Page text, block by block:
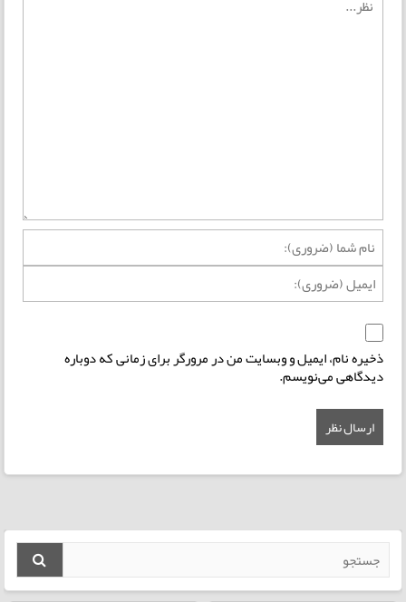
ذخیره نام، ایمیل و وبسایت من در مرورگر برای زمانی که دوباره
دیدگاهی می‌نویسم.